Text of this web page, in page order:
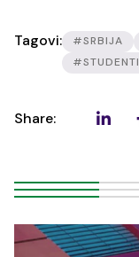
Tagovi: #SRBIJA
#STUDENTI
Share: